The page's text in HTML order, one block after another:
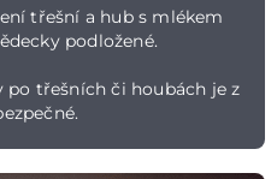
třešní a hub s mlékem
podložené.
po třešních či houbách je z